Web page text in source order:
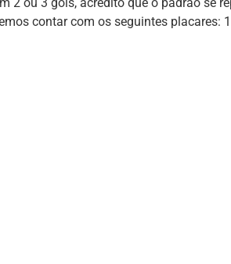
contar com os seguintes placares: